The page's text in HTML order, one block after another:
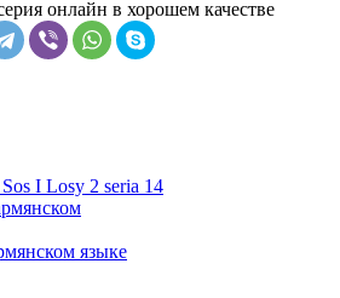
онлайн в хорошем качестве
I Losy 2 seria 14
языке